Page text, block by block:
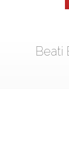
Beati